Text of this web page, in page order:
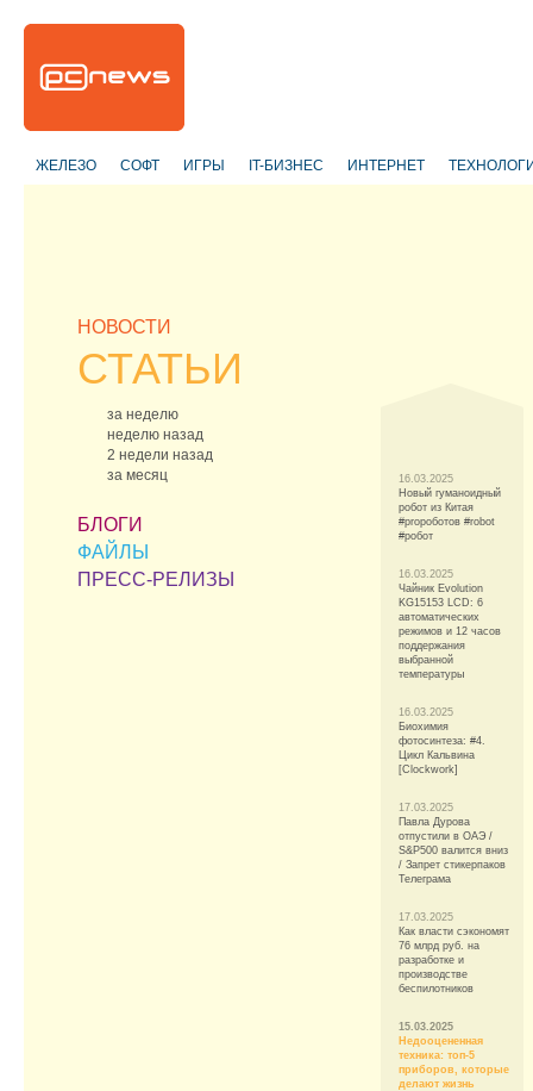
ЖЕЛЕЗО СОФТ ИГРЫ IT-БИЗНЕС ИНТЕРНЕТ
НОВОСТИ
СТАТЬИ
за неделю
неделю назад
2 недели назад
за месяц
БЛОГИ
ФАЙЛЫ
ПРЕСС-РЕЛИЗЫ
16.03.2025
Новый гуманоидный
робот из Китая
#proроботов #robot
#робот
16.03.2025
Чайник Evolution
KG15153 LCD: 6
автоматических
режимов и 12 часов
поддержания
выбранной
температуры
16.03.2025
Биохимия
фотосинтеза: #4.
Цикл Кальвина
[Clockwork]
17.03.2025
Павла Дурова
отпустили в ОАЭ /
S&P500 валится вниз
/ Запрет стикерпаков
Телеграма
17.03.2025
Как власти сэкономят
76 млрд руб. на
разработке и
производстве
беспилотников
15.03.2025
Недооцененная
техника: топ-5
приборов, которые
делают жизнь